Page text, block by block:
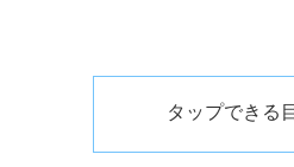
タップできる